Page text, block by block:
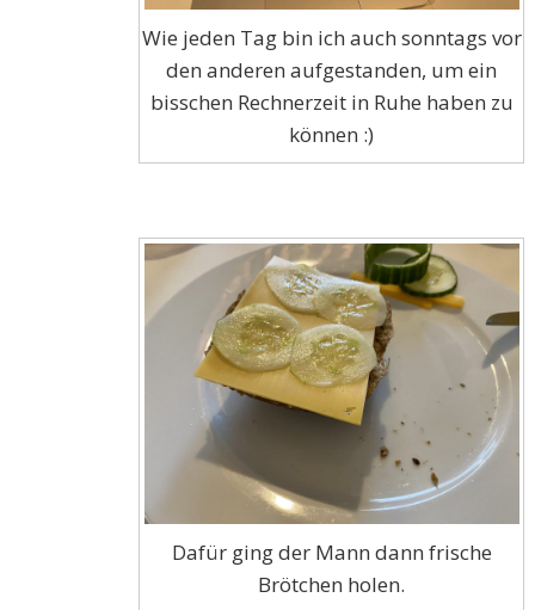
Wie jeden Tag bin ich auch sonntags vor
den anderen aufgestanden, um ein
bisschen Rechnerzeit in Ruhe haben zu
können :)
Dafür ging der Mann dann frische
Brötchen holen.